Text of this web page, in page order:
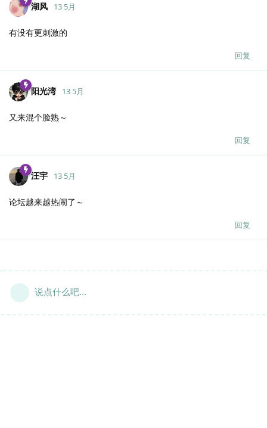
湖风 13 5月
有没有更刺激的
回复
阳光湾 13 5月
又来混个脸熟～
回复
汪宇 13 5月
论坛越来越热闹了～
回复
说点什么吧...